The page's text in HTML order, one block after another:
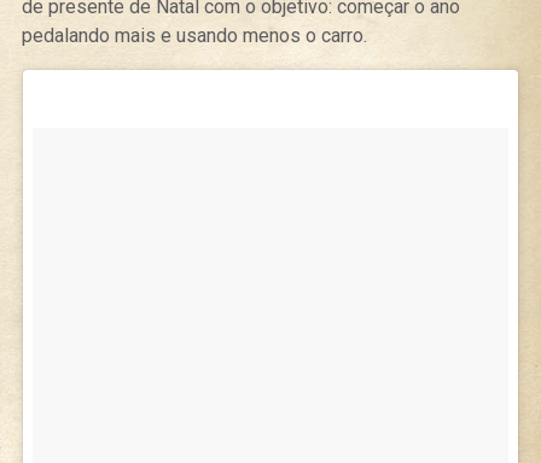
de presente de Natal com o objetivo: começar o ano
pedalando mais e usando menos o carro.